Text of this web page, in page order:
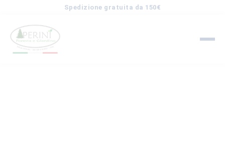
Spedizione gratuita da 150€